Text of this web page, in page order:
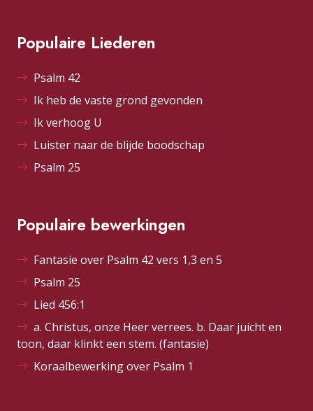
Populaire Liederen
Psalm 42
Ik heb de vaste grond gevonden
Ik verhoog U
Luister naar de blijde boodschap
Psalm 25
Populaire bewerkingen
Fantasie over Psalm 42 vers 1,3 en 5
Psalm 25
Lied 456:1
a. Christus, onze Heer verrees. b. Daar juicht en
toon, daar klinkt een stem. (fantasie)
Koraalbewerking over Psalm 1